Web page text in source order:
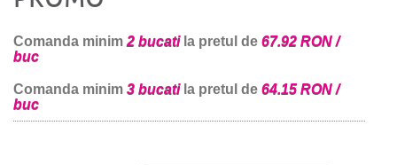
Comanda minim 2 bucatila pretul de 67.92 RON /
buc
Comanda minim 3 bucatila pretul de 64.15 RON /
buc